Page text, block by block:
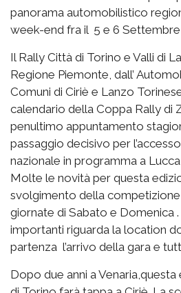
panorama automobilistico
week-end fra il 5 e 6 Settembre
Il Rally Città di Torino e Valli di
Regione Piemonte, dall’
Comuni di Ciriè e Lanzo
calendario della Coppa Rally di
penultimo appuntamento
passaggio decisivo per
nazionale in programma a
Molte le novità per questa
svolgimento della
giornate di Sabato e Domenica
importanti riguarda la location
partenza l’arrivo della gara e
Dopo due anni a